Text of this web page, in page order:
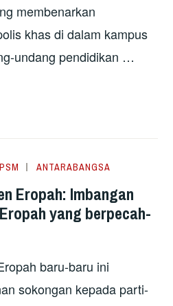
membenarkan
khas di dalam kampus
undang pendidikan …
ANTARABANGSA
Eropah: Imbangan
yang berpecah-
baru-baru ini
sokongan kepada parti-